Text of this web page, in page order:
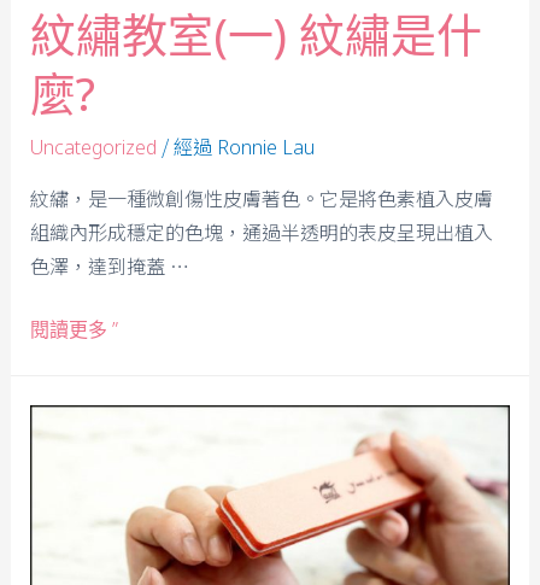
紋繡教室(一) 紋繡是什
麼?
Uncategorized / 經過 Ronnie Lau
紋繡，是一種微創傷性皮膚著色。它是將色素植入皮膚
組織內形成穩定的色塊，通過半透明的表皮呈現出植入
色澤，達到掩蓋 …
閱讀更多 ”